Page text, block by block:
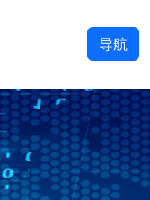
导航